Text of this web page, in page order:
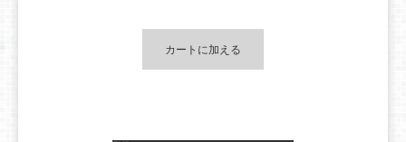
カートに加える